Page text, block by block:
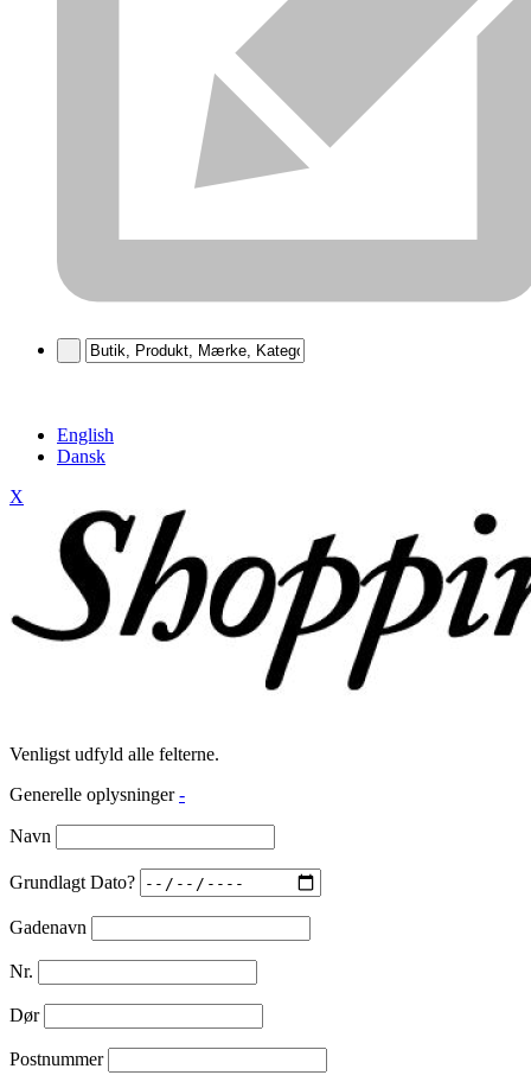
English
Dansk
X
Venligst udfyld alle felterne.
Generelle oplysninger -
Navn
Grundlagt Dato?
Gadenavn
Nr.
Dør
Postnummer